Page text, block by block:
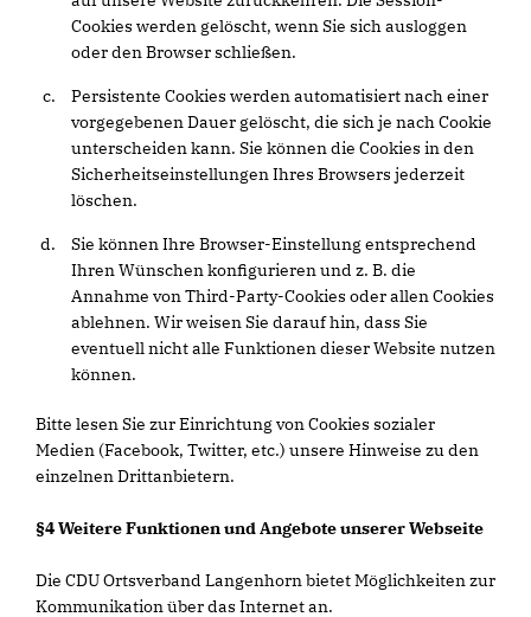
Cookies werden gelöscht, wenn Sie sich ausloggen
oder den Browser schließen.
Persistente Cookies werden automatisiert nach einer
vorgegebenen Dauer gelöscht, die sich je nach Cookie
unterscheiden kann. Sie können die Cookies in den
Sicherheitseinstellungen Ihres Browsers jederzeit
löschen.
Sie können Ihre Browser-Einstellung entsprechend
Ihren Wünschen konfigurieren und z. B. die
Annahme von Third-Party-Cookies oder allen Cookies
ablehnen. Wir weisen Sie darauf hin, dass Sie
eventuell nicht alle Funktionen dieser Website nutzen
können.
Bitte lesen Sie zur Einrichtung von Cookies sozialer
Medien (Facebook, Twitter, etc.) unsere Hinweise zu den
einzelnen Drittanbietern.
§4 Weitere Funktionen und Angebote unserer Webseite
Die CDU Ortsverband Langenhorn bietet Möglichkeiten zur
Kommunikation über das Internet an.